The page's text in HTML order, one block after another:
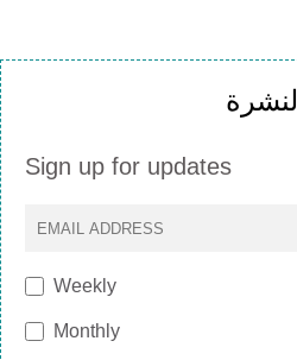
النشرة
Sign up for updates
Weekly
Monthly